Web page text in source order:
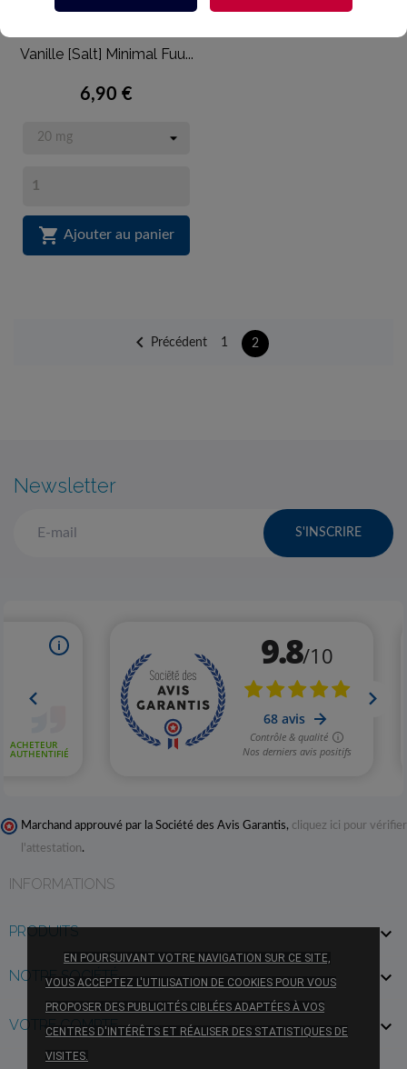
Vanille [Salt] Minimal Fuu...
6,90 €
 Ajouter au panier
 Précédent 1 2
Newsletter
S'INSCRIRE
Marchand approuvé par la Société des Avis Garantis, cliquez ici pour vérifier
l'attestation.
INFORMATIONS
PRODUITS 
NOTRE SOCIÉTÉ 
VOTRE COMPTE 
EN POURSUIVANT VOTRE NAVIGATION SUR CE SITE,
VOUS ACCEPTEZ L'UTILISATION DE COOKIES POUR VOUS
PROPOSER DES PUBLICITÉS CIBLÉES ADAPTÉES À VOS
CENTRES D'INTÉRÊTS ET RÉALISER DES STATISTIQUES DE
VISITES.